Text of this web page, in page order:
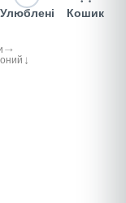
Улюблені Кошик